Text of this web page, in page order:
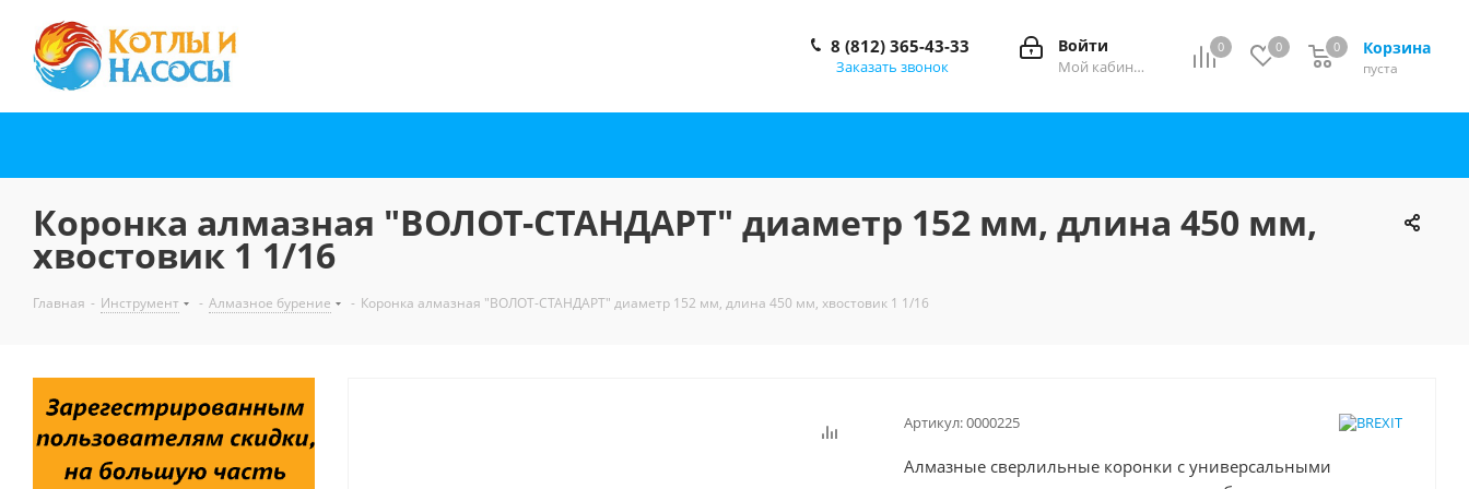
0 0 Корзина
0
пуста
0
Войти
Мой кабинет
8 (812) 365-43-33
Заказать звонок
Коронка алмазная "ВОЛОТ-СТАНДАРТ" диаметр 152 мм, длина 450 мм,
хвостовик 1 1/16
Главная - Инструмент - Алмазное бурение - Коронка алмазная "ВОЛОТ-СТАНДАРТ" диаметр 152 мм, длина 450 мм, хвостовик 1 1/16
Артикул:0000225
Алмазные сверлильные коронки с универсальными